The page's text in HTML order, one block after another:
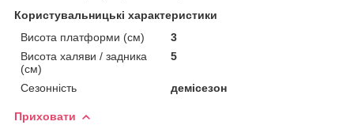
Користувальницькі характеристики
Висота платформи (см)
3
Висота халяви / задника
(см)
5
Сезонність демісезон
Приховати